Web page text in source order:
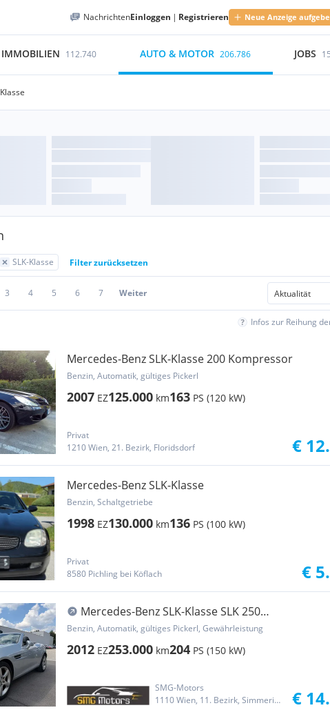
NachrichtenEinloggen | Registrieren Neue Anzeige
IMMOBILIEN 112.740 AUTO & MOTOR 206.786 JOBS
SLK-Klasse Filter zurücksetzen
3 4 5 6 7 Weiter
Infos zur Reihung
Mercedes-Benz SLK-Klasse 200 Kompressor
Benzin, Automatik, gültiges Pickerl
2007 EZ125.000 km163 PS (120 kW)
Privat
1210 Wien, 21. Bezirk, Floridsdorf
€
Mercedes-Benz SLK-Klasse
Benzin, Schaltgetriebe
1998 EZ130.000 km136 PS (100 kW)
Privat
8580 Pichling bei Köflach
€
Mercedes-Benz SLK-Klasse SLK 250
BlueEfficiency Aut. Roadster/Pickerl Ne...
Benzin, Automatik, gültiges Pickerl, Gewährleistung
2012 EZ253.000 km204 PS (150 kW)
SMG-Motors
1110 Wien, 11. Bezirk, Simmering
€